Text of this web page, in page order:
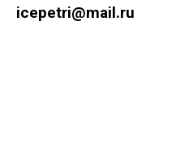
icepetri@mail.ru